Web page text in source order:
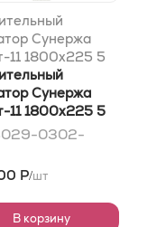
Сунержа
11 1800х225 5
RAL 8029
медный
Сунержа
11 1800х225 5
RAL 8029
медный
0302-
Р/шт
В корзину